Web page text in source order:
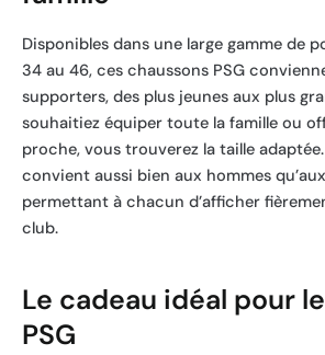
Disponibles dans une large gamme de
34 au 46, ces chaussons PSG
supporters, des plus jeunes aux plus
souhaitiez équiper toute la famille ou
proche, vous trouverez la taille
convient aussi bien aux hommes
permettant à chacun d’afficher
club.
Le cadeau idéal pour
PSG